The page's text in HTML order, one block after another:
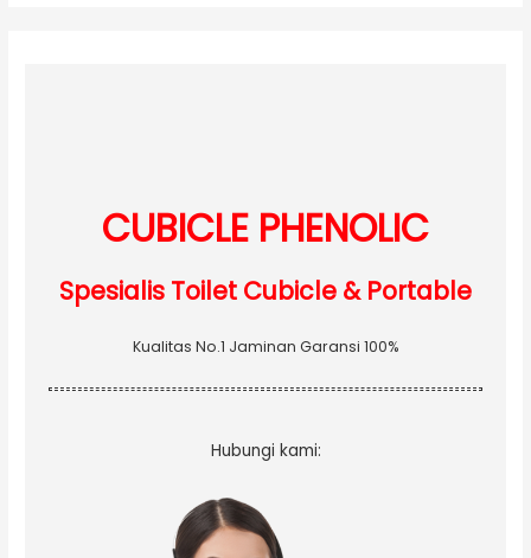
CUBICLE PHENOLIC
Spesialis Toilet Cubicle & Portable
Kualitas No.1 Jaminan Garansi 100%
Hubungi kami: